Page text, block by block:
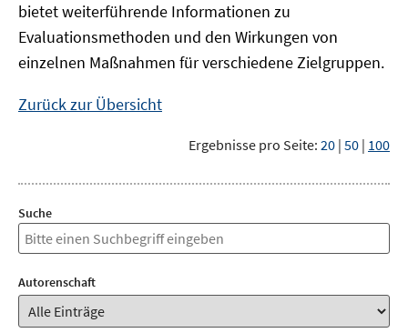
bietet weiterführende Informationen zu
Evaluationsmethoden und den Wirkungen von
einzelnen Maßnahmen für verschiedene Zielgruppen.
Zurück zur Übersicht
Ergebnisse pro Seite: 20 | 50 | 100
Suche
Autorenschaft